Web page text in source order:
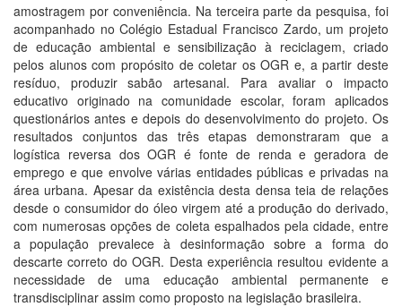
amostragem por conveniência. Na terceira parte da pesquisa, foi
acompanhado no Colégio Estadual Francisco Zardo, um projeto
de educação ambiental e sensibilização à reciclagem, criado
pelos alunos com propósito de coletar os OGR e, a partir deste
resíduo, produzir sabão artesanal. Para avaliar o impacto
educativo originado na comunidade escolar, foram aplicados
questionários antes e depois do desenvolvimento do projeto. Os
resultados conjuntos das três etapas demonstraram que a
logística reversa dos OGR é fonte de renda e geradora de
emprego e que envolve várias entidades públicas e privadas na
área urbana. Apesar da existência desta densa teia de relações
desde o consumidor do óleo virgem até a produção do derivado,
com numerosas opções de coleta espalhados pela cidade, entre
a população prevalece à desinformação sobre a forma do
descarte correto do OGR. Desta experiência resultou evidente a
necessidade de uma educação ambiental permanente e
transdisciplinar assim como proposto na legislação brasileira.